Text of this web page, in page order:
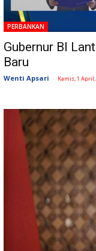
PERBANKAN
Gubernur BI
Baru
Wenti Apsari - Kamis, 1 April,